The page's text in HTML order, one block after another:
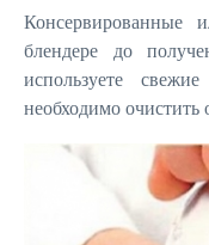
Консервированные
блендере до
используете
необходимо очистить